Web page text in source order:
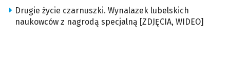
Drugie życie czarnuszki. Wynalazek lubelskich
naukowców z nagrodą specjalną [ZDJĘCIA, WIDEO]